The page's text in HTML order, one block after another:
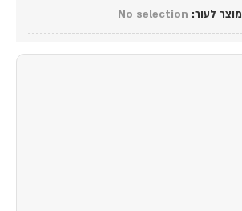
מוצר לעור:
No selection